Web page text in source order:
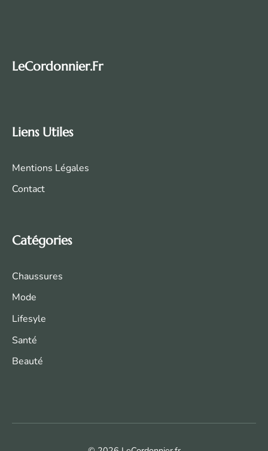
LeCordonnier.fr
Liens Utiles
Mentions Légales
Contact
Catégories
Chaussures
Mode
Lifesyle
Santé
Beauté